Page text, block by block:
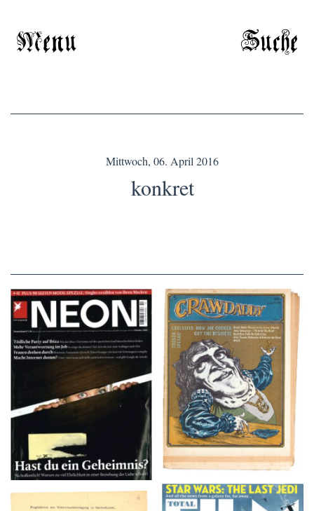
Menu Suche
Mittwoch, 06. April 2016
konkret
NEON – OKTOBER
2008
Crawdaddy – June/11/72